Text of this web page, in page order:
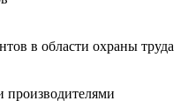
в области охраны труда